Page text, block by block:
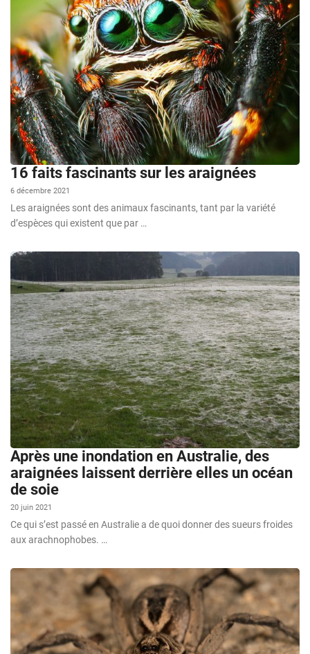
16 faits fascinants sur les araignées
6 décembre 2021
Les araignées sont des animaux fascinants, tant par la variété
d’espèces qui existent que par …
Après une inondation en Australie, des
araignées laissent derrière elles un océan
de soie
20 juin 2021
Ce qui s’est passé en Australie a de quoi donner des sueurs froides
aux arachnophobes. …